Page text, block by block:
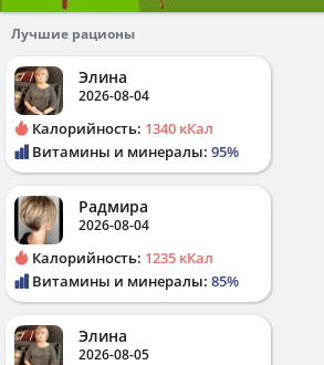
Лучшие рационы
Элина
2026-08-04
Калорийность: 1340 кКал
Витамины и минералы: 95%
Радмира
2026-08-04
Калорийность: 1235 кКал
Витамины и минералы: 85%
Элина
2026-08-05